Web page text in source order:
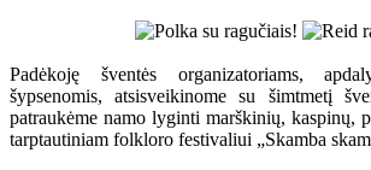
Padėkoję šventės organizatoriams,
šypsenomis, atsisveikinome su šimtmetį
patraukėme namo lyginti marškinių, kaspinų,
tarptautiniam folkloro festivaliui „Skamba